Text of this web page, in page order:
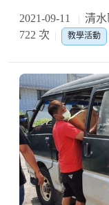
2021-09-11 清水
722 次
教學活動